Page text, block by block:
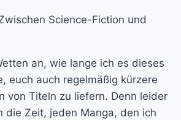
an, wie lange ich es dieses
euch auch regelmäßig kürzere
von Titeln zu liefern. Denn leider
die Zeit, jeden Manga, den ich